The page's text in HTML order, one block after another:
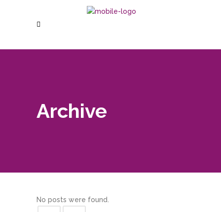
Archive
No posts were found.